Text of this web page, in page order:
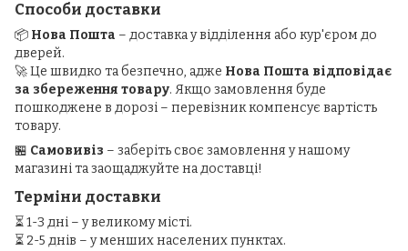
Способи доставки
📦 Нова Пошта – доставка у відділення або кур'єром до
дверей.
🚀 Це швидко та безпечно, адже Нова Пошта відповідає
за збереження товару. Якщо замовлення буде
пошкоджене в дорозі – перевізник компенсує вартість
товару.
🏪 Самовивіз – заберіть своє замовлення у нашому
магазині та заощаджуйте на доставці!
Терміни доставки
⏳ 1-3 дні – у великому місті.
⏳ 2-5 днів – у менших населених пунктах.